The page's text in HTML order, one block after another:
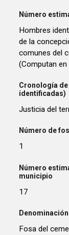
Número
Hombres
de la
comunes del
(Computan en
Cronología
identificadas)
Justicia del
Número de
1
Número
municipio
17
Fosa del